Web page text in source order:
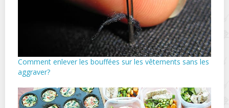
Comment enlever les bouffées sur les vêtements sans les
aggraver?